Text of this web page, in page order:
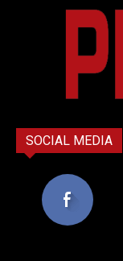
SOCIAL MEDIA